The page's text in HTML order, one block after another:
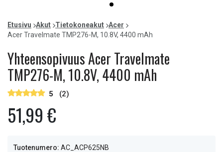
item
0
of
1
Etusivu Akut Tietokoneakut Acer
Acer Travelmate TMP276-M, 10.8V, 4400 mAh
Yhteensopivuus Acer Travelmate
TMP276-M, 10.8V, 4400 mAh
5 (2)
51,99 €
Tuotenumero: AC_ACP625NB